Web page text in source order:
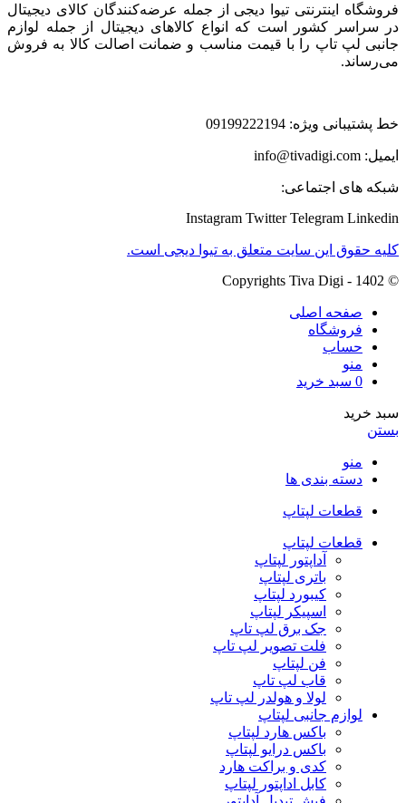
فروشگاه اینترنتی تیوا دیجی از جمله عرضه‌کنندگان کالای دیجیتال
در سراسر کشور است که انواع کالاهای دیجیتال از جمله لوازم
جانبی لپ تاپ را با قیمت مناسب و ضمانت اصالت کالا به فروش
می‌رساند.
خط پشتیبانی ویژه: 09199222194
ایمیل: info@tivadigi.com
شبکه های اجتماعی:
Instagram Twitter Telegram Linkedin
کلیه حقوق این سایت متعلق به تیوا دیجی است.
© Copyrights Tiva Digi - 1402
صفحه اصلی
فروشگاه
حساب
منو
0 سبد خرید
سبد خرید
بستن
منو
دسته بندی ها
قطعات لپتاپ
قطعات لپتاپ
آداپتور لپتاپ
باتری لپتاپ
کیبورد لپتاپ
اسپیکر لپتاپ
جک برق لپ تاپ
فلت تصویر لپ تاپ
فن لپتاپ
قاب لپ تاپ
لولا و هولدر لپ تاپ
لوازم جانبی لپتاپ
باکس هارد لپتاپ
باکس درایو لپتاپ
کدی و براکت هارد
کابل اداپتور لپتاپ